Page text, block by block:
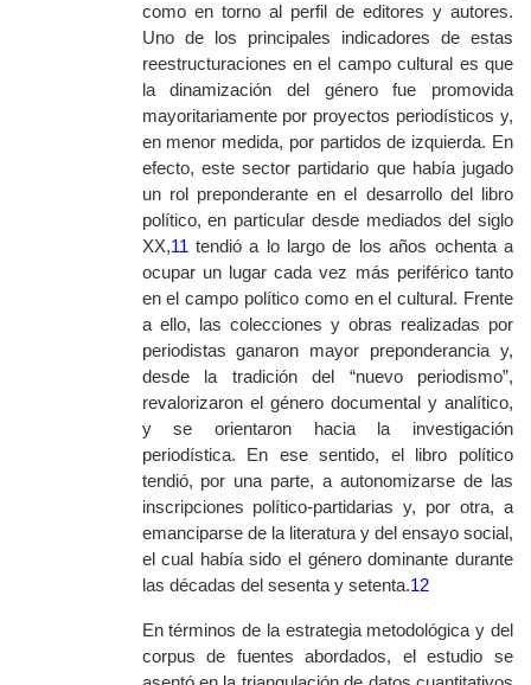
como en torno al perfil de editores y autores.
Uno de los principales indicadores de estas
reestructuraciones en el campo cultural es que
la dinamización del género fue promovida
mayoritariamente por proyectos periodísticos y,
en menor medida, por partidos de izquierda. En
efecto, este sector partidario que había jugado
un rol preponderante en el desarrollo del libro
político, en particular desde mediados del siglo
XX,11 tendió a lo largo de los años ochenta a
ocupar un lugar cada vez más periférico tanto
en el campo político como en el cultural. Frente
a ello, las colecciones y obras realizadas por
periodistas ganaron mayor preponderancia y,
desde la tradición del “nuevo periodismo”,
revalorizaron el género documental y analítico,
y se orientaron hacia la investigación
periodística. En ese sentido, el libro político
tendió, por una parte, a autonomizarse de las
inscripciones político-partidarias y, por otra, a
emanciparse de la literatura y del ensayo social,
el cual había sido el género dominante durante
las décadas del sesenta y setenta.12
En términos de la estrategia metodológica y del
corpus de fuentes abordados, el estudio se